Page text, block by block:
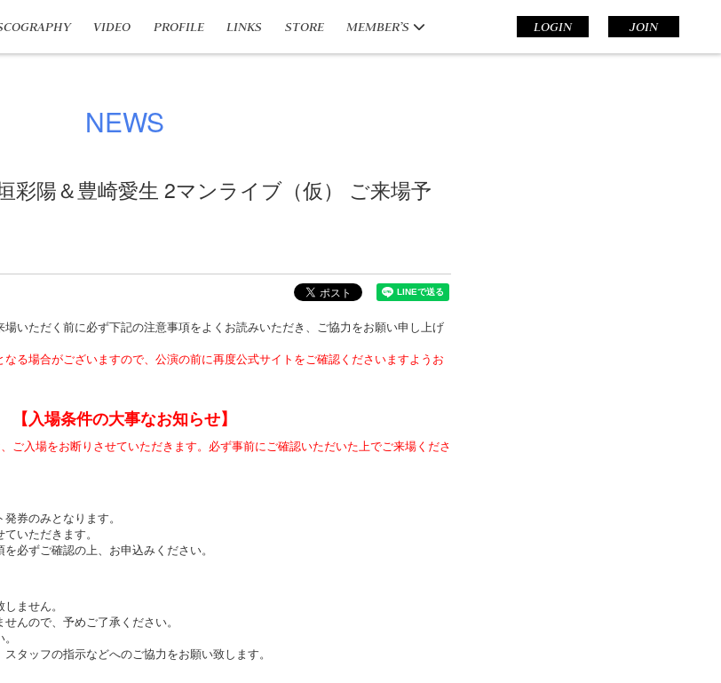
VIDEO PROFILE LINKS STORE MEMBER’S LOGIN JOIN
NEWS
彩陽＆豊崎愛生 2マンライブ（仮） ご来場予
いただく前に必ず下記の注意事項をよくお読みいただき、ご協力をお願い申し上げ
る場合がございますので、公演の前に再度公式サイトをご確認くださいますようお
【入場条件の大事なお知らせ】
ご入場をお断りさせていただきます。必ず事前にご確認いただいた上でご来場くださ
券のみとなります。
いただきます。
必ずご確認の上、お申込みください。
ません。
んので、予めご了承ください。
タッフの指示などへのご協力をお願い致します。